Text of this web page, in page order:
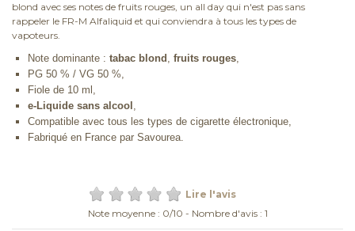
blond avec ses notes de fruits rouges, un all day qui n'est pas sans
rappeler le FR-M Alfaliquid et qui conviendra à tous les types de
vapoteurs.
Note dominante : tabac blond , fruits rouges,
PG 50 % / VG 50 %,
Fiole de 10 ml,
e-Liquide sans alcool ,
Compatible avec tous les types de cigarette électronique,
Fabriqué en France par Savourea.
Lire l'avis
Note moyenne : 0/10 - Nombre d'avis : 1